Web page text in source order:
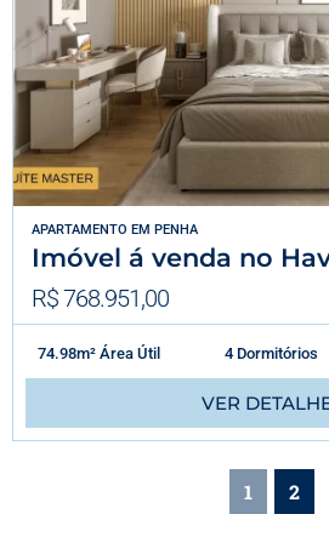
APARTAMENTO EM PENHA
Imóvel á venda no
R$ 768.951,00
74.98m² Área Útil 4 Dormitórios
VER
1 2